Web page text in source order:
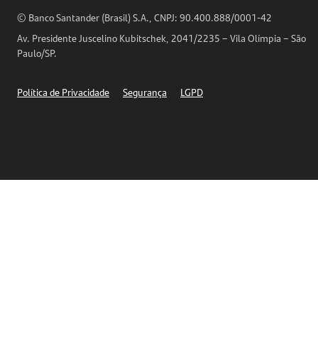
Horários de Atendimento
Telefones
© Banco Santander (Brasil) S.A., CNPJ: 90.400.888/0001-42
Av. Presidente Juscelino Kubitschek, 2041/2235 – Vila Olímpia – São
Paulo/SP.
Política de Privacidade Segurança LGPD